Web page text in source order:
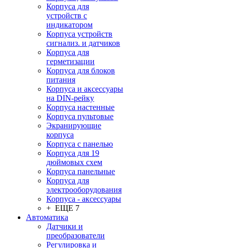
Корпуса для
устройств с
индикатором
Корпуса устройств
сигнализ. и датчиков
Корпуса для
герметизации
Корпуса для блоков
питания
Корпуса и аксессуары
на DIN-рейку
Корпуса настенные
Корпуса пультовые
Экранирующие
корпуса
Корпуса с панелью
Корпуса для 19
дюймовых схем
Корпуса панельные
Корпуса для
электрооборудования
Корпуса - аксессуары
+ ЕЩЕ 7
Автоматика
Датчики и
преобразователи
Регулировка и